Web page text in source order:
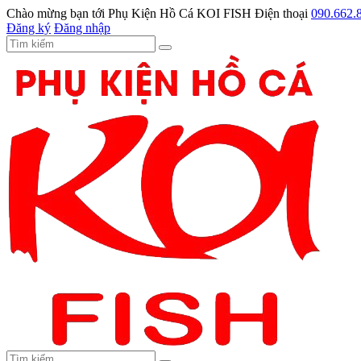
Chào mừng bạn tới Phụ Kiện Hồ Cá KOI FISH Điện thoại
Đăng ký Đăng nhập